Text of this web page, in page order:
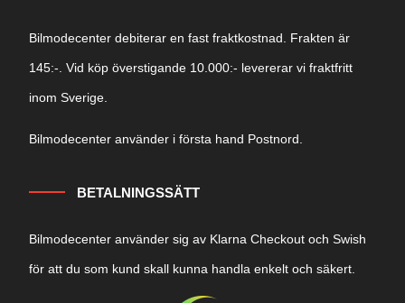
Bilmodecenter debiterar en fast fraktkostnad. Frakten är
145:-. Vid köp överstigande 10.000:- levererar vi fraktfritt
inom Sverige.
Bilmodecenter använder i första hand Postnord.
BETALNINGSSÄTT
Bilmodecenter använder sig av Klarna Checkout och Swish
för att du som kund skall kunna handla enkelt och säkert.